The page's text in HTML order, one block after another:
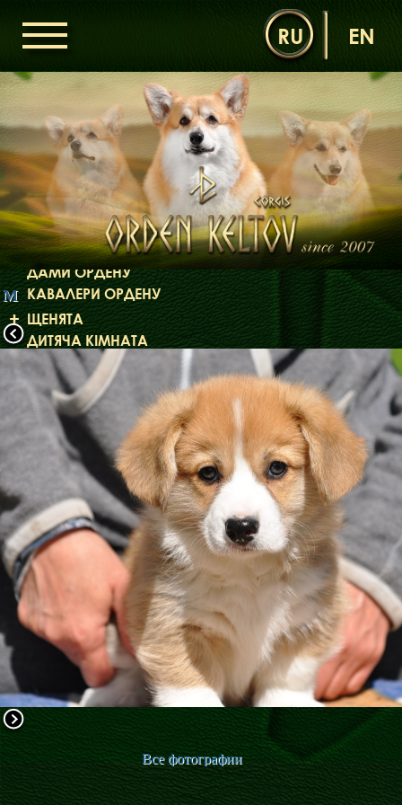
М
Все фотографии
RU EN
ОРДЕН КЕЛЬТІВ
НОВИНИ
ДИТЯЧА КІМНАТА
КОНТАКТИ
НАШІ КОРГІ
ДАМИ ОРДЕНУ
КАВАЛЕРИ ОРДЕНУ
ЩЕНЯТА
ДИТЯЧА КІМНАТА
БІБЛІОТЕКА
МІФИ
ФАКТИ
БЛОГ
ГАЛЕРЕЇ